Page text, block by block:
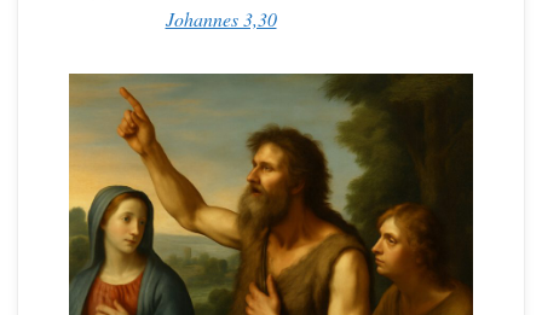
Johannes 3,30